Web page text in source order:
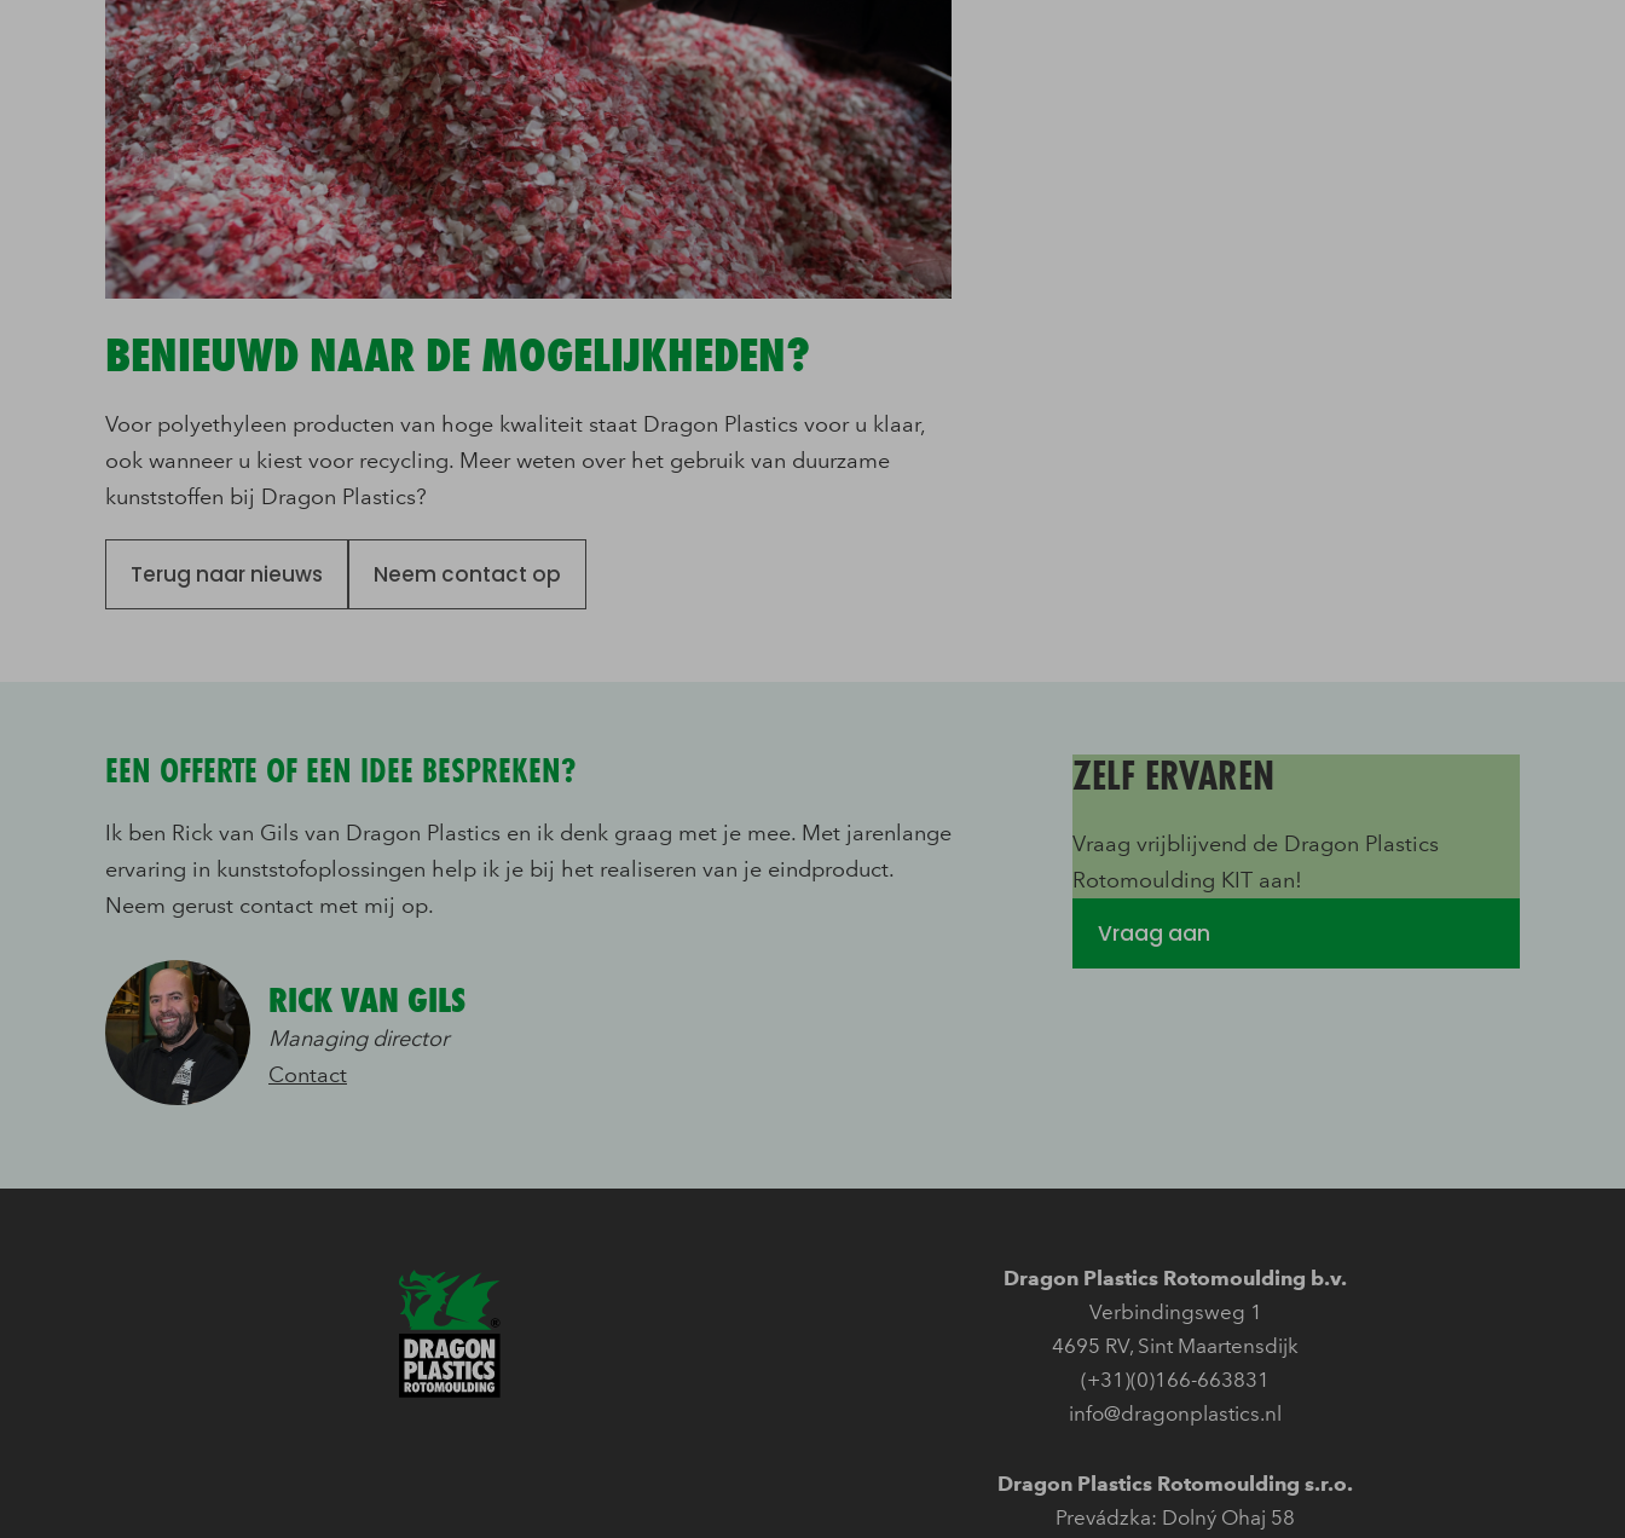
BENIEUWD NAAR DE MOGELIJKHEDEN?
Voor polyethyleen producten van hoge kwaliteit staat Dragon Plastics voor u klaar,
ook wanneer u kiest voor recycling. Meer weten over het gebruik van duurzame
kunststoffen bij Dragon Plastics?
Terug naar nieuws Neem contact op
EEN OFFERTE OF EEN IDEE BESPREKEN?
Ik ben Rick van Gils van Dragon Plastics en ik denk graag met je mee. Met jarenlange
ervaring in kunststofoplossingen help ik je bij het realiseren van je eindproduct.
Neem gerust contact met mij op.
RICK VAN GILS
Managing director
Contact
ZELF ERVAREN
Vraag vrijblijvend de Dragon Plastics
Rotomoulding KIT aan!
Vraag aan
Dragon Plastics Rotomoulding b.v.
Verbindingsweg 1
4695 RV, Sint Maartensdijk
(+31)(0)166-663831
info@dragonplastics.nl
Dragon Plastics Rotomoulding s.r.o.
Prevádzka: Dolný Ohaj 58